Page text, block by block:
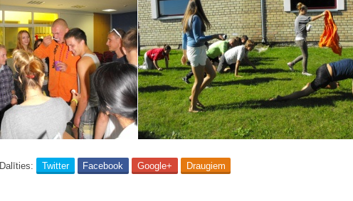
Dalīties: Twitter Facebook Google+ Draugiem